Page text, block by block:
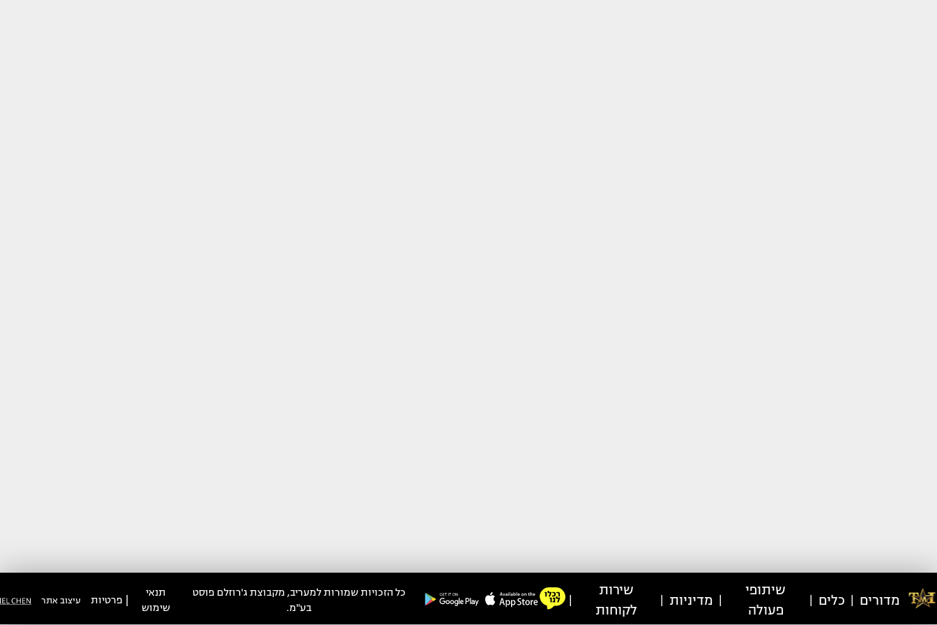
מדורים כלים
שיתופי
פעולה
מדיניות
שירות
לקוחות
כל הזכויות שמורות למעריב, מקבוצת ג'רוזלם פוסט
בע"מ.
תנאי
שימוש
פרטיות עיצוב אתר